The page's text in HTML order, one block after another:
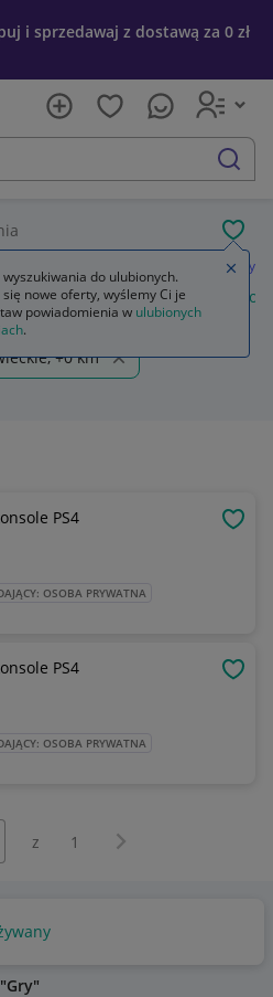
i sprzedawaj z dostawą za 0 zł
szukaj
Gry
ps4 karty do gry gry
+0 km
PS4
OSOBA PRYWATNA
PS4
OSOBA PRYWATNA
z 1 Następna strona
"Gry"
do ulubionych.
nowe oferty, wyślemy Ci je
powiadomienia w ulubionych
.